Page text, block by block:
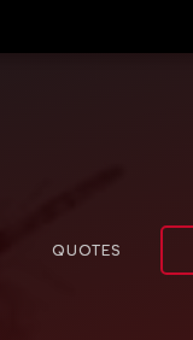
QUOTES